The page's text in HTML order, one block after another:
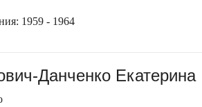
1959 - 1964
Данченко Екатерина